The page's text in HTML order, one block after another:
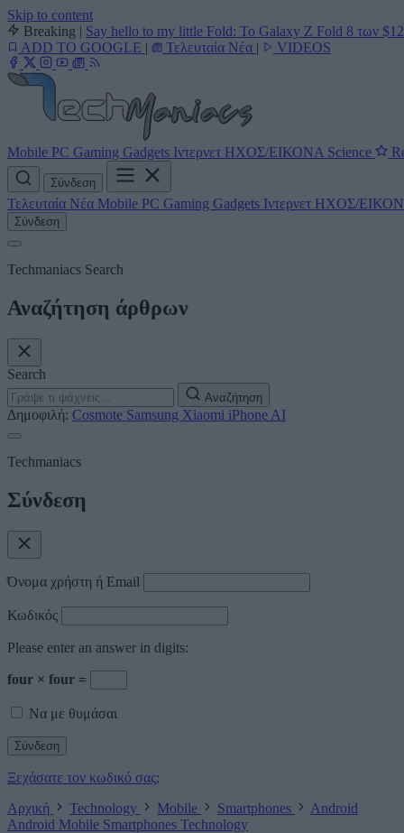
Skip to content
Breaking | Say hello to my little Fold: Το Galaxy Z Fold 8 των
ADD TO GOOGLE | Τελευταία Νέα | VIDEOS
Mobile PC Gaming Gadgets Ιντερνετ ΗΧΟΣ/ΕΙΚΟΝΑ Science
Σύνδεση
Τελευταία Νέα Mobile PC Gaming Gadgets Ιντερνετ ΗΧΟΣ/
Σύνδεση
Techmaniacs Search
Αναζήτηση άρθρων
Search
Αναζήτηση
Δημοφιλή: Cosmote Samsung Xiaomi iPhone AI
Techmaniacs
Σύνδεση
Όνομα χρήστη ή Email
Κωδικός
Please enter an answer in digits:
four × four =
Να με θυμάσαι
Ξεχάσατε τον κωδικό σας;
Αρχική
Technology Mobile Smartphones
Android
Android Mobile Smartphones Technology